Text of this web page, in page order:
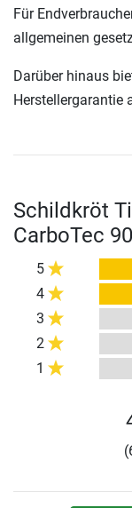
Für
allgemeinen
Darüber hinaus
Herstellergarantie
Schildkröt
CarboTec
5
4
3
2
1